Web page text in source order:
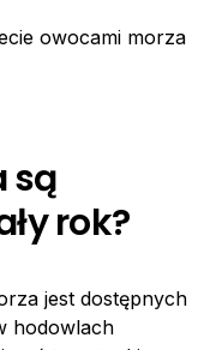
owocami morza
są
rok?
jest dostępnych
hodowlach